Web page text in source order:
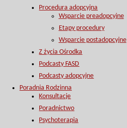
Procedura adopcyjna
Wsparcie preadopcyjne
Etapy procedury
Wsparcie postadopcyjne
Z życia Ośrodka
Podcasty FASD
Podcasty adopcyjne
Poradnia Rodzinna
Konsultacje
Poradnictwo
Psychoterapia